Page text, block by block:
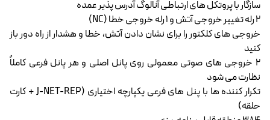
سازگار با پروتکل های ارتباطی آنالوگ آدرس پذیر عمده
2 رله تغییر خروجی آتش و 1 رله خروجی خطا (NC)
خروجی های کلکتور را برای نشان دادن آتش، خطا و هشدار از راه دور باز
کنید
2 خروجی های صوتی معمولی روی پانل اصلی و هر پانل فرعی کاملاً
نظارت می شود
تکرار کننده ها با پنل های فرعی یکپارچه اختیاری (J-NET-REP + کارت
حلقه)